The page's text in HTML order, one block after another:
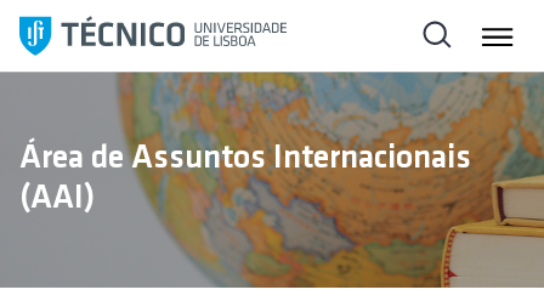
l
a
Área de Assuntos Internacionais
(AAI)